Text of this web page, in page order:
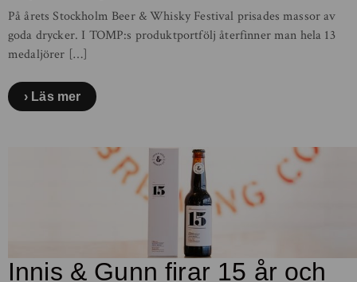
På årets Stockholm Beer & Whisky Festival prisades massor av
goda drycker. I TOMP:s produktportfölj återfinner man hela 13
medaljörer […]
Läs mer
Innis & Gunn firar 15 år och